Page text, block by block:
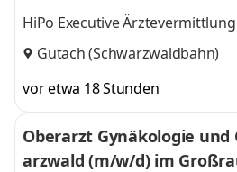
im Großraum Schwarzwald
HiPo Executive Ärztevermittlung
Gutach (Schwarzwaldbahn)
vor etwa 18 Stunden
Oberarzt Gynäkologie und
arzwald (m/w/d) im